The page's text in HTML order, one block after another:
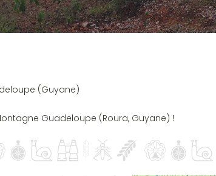
(Guyane)
Guadeloupe (Roura, Guyane) !